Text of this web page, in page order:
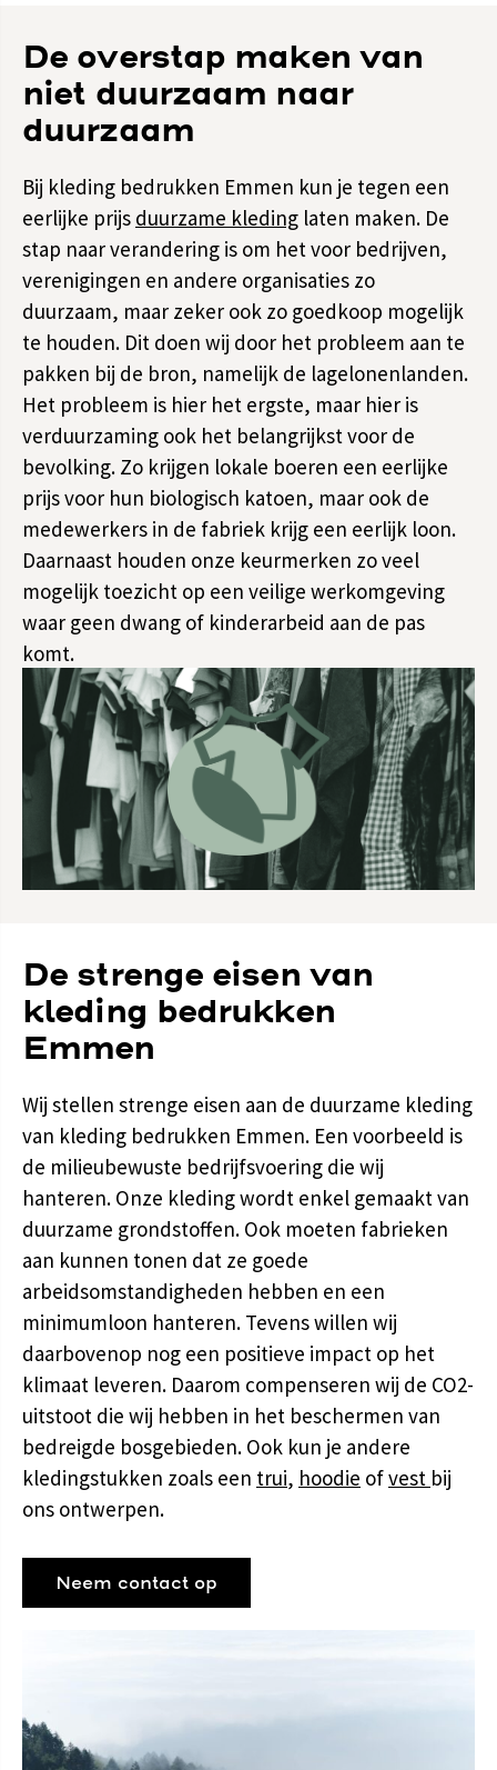
De overstap maken van
niet duurzaam naar
duurzaam
Bij kleding bedrukken Emmen kun je tegen een
eerlijke prijs duurzame kleding laten maken. De
stap naar verandering is om het voor bedrijven,
verenigingen en andere organisaties zo
duurzaam, maar zeker ook zo goedkoop mogelijk
te houden. Dit doen wij door het probleem aan te
pakken bij de bron, namelijk de lagelonenlanden.
Het probleem is hier het ergste, maar hier is
verduurzaming ook het belangrijkst voor de
bevolking. Zo krijgen lokale boeren een eerlijke
prijs voor hun biologisch katoen, maar ook de
medewerkers in de fabriek krijg een eerlijk loon.
Daarnaast houden onze keurmerken zo veel
mogelijk toezicht op een veilige werkomgeving
waar geen dwang of kinderarbeid aan de pas
komt.
De strenge eisen van
kleding bedrukken
Emmen
Wij stellen strenge eisen aan de duurzame kleding
van kleding bedrukken Emmen. Een voorbeeld is
de milieubewuste bedrijfsvoering die wij
hanteren. Onze kleding wordt enkel gemaakt van
duurzame grondstoffen. Ook moeten fabrieken
aan kunnen tonen dat ze goede
arbeidsomstandigheden hebben en een
minimumloon hanteren. Tevens willen wij
daarbovenop nog een positieve impact op het
klimaat leveren. Daarom compenseren wij de CO2-
uitstoot die wij hebben in het beschermen van
bedreigde bosgebieden. Ook kun je andere
kledingstukken zoals een trui, hoodie ofvest bij
ons ontwerpen.
Neem contact op